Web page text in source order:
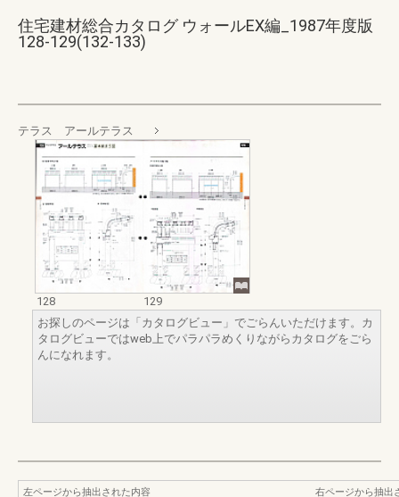
住宅建材総合カタログ ウォールEX編_1987年度版
128-129(132-133)
テラス アールテラス
128
129
お探しのページは「カタログビュー」でごらんいただけます。カ
タログビューではweb上でパラパラめくりながらカタログをごら
んになれます。
左ページから抽出された内容
右ページから抽出